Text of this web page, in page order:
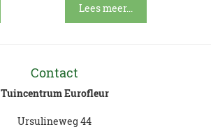
Lees meer...
Contact
Tuincentrum Eurofleur
Ursulineweg 44